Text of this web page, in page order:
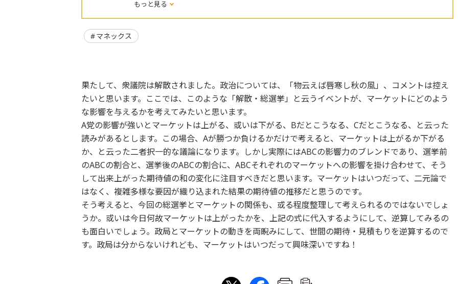
もっと見る
マネックス
果たして、衆議院は解散されました。政治については、「物云えば唇寒し秋の風」、コメントは控え
たいと思います。ここでは、このような「解散・総選挙」と云うイベントが、マーケットにどのよう
な影響を与えるかを考えてみたいと思います。
A党の影響が強いとマーケットは上がる、或いは下がる、Bだとこうなる、Cだとこうなる、と云った
読みがあるとします。この場合、Aが勝つか負けるかだけで考えると、マーケットは上がるか下がる
か、と云った二者択一的な議論になります。しかし実際にはABCの影響力のブレンドであり、選挙前
のABCの割合と、選挙後のABCの割合に、ABCそれぞれのマーケットへの影響を掛け合わせて、そう
して出来上がった期待値の和の変化に注目すべきだと思います。マーケットはいつだって、二元論で
はなく、複雑多様な要因が織り込まれた結果の期待値の推移だと思うのです。
そう考えると、今回の総選挙とマーケットの関係も、或る程度整理して考えられるのではないでしょ
うか。或いは今日何故マーケットは上がったかを、上記の式に代入するようにして、逆算してみるの
も面白いでしょう。政局とマーケットの動きを両睨みにして、世間の期待・見積もりを逆算するので
す。政局は分からないけれども、マーケットはいつだって興味深いですね！